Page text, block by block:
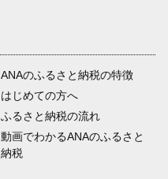
ANAのふるさと納税の特徴
はじめての方へ
ふるさと納税の流れ
動画でわかるANAのふるさと
納税